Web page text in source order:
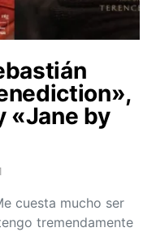
«Jane by
cuesta mucho ser
tremendamente